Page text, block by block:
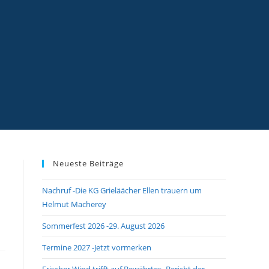
Neueste Beiträge
Nachruf -Die KG Grieläächer Ellen trauern um
Helmut Macherey
Sommerfest 2026 -29. August 2026
Termine 2027 -Jetzt vormerken